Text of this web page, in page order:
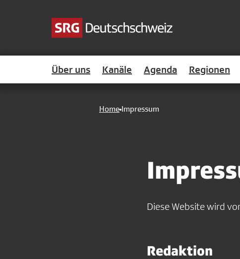
Über uns Kanäle Agenda Regionen
Home Impressum
Diese Website wird
Redaktion